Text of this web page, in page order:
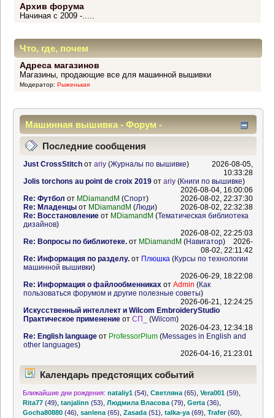
Архив форума
Начиная с 2009 -.....
Что, где, почем
Адреса магазинов
Магазины, продающие все для машинной вышивки
Модератор: Рыженькая
Машинная вышивка - Форум -
Информационный центр
Последние сообщения
Just CrossStitchот ariy(Журналы по вышивке)
2026-08-05,
10:33:28
Jolis torchons au point de croix 2019от ariy(Книги по вышивке)
2026-08-04, 16:00:06
Re: Футбол от MDiamandM (Спорт)
2026-08-02, 22:37:30
Re: Младенцыот MDiamandM (Люди)
2026-08-02, 22:32:38
Re: Восстановлениеот MDiamandM (Тематическая библиотека
дизайнов)
2026-08-02, 22:25:03
Re: Вопросы по библиотеке.от MDiamandM (Навигатор)
2026-
08-02, 22:11:42
Re: Информация по разделу.от Плюшка (Курсы по технологии
машинной вышивки)
2026-06-29, 18:22:08
Re: Информация о файлообменникахот Admin (Как
пользоваться форумом и другие полезные советы)
2026-06-21, 12:24:25
Искусственный интеллект и Wilcom EmbroideryStudio
Практическое применениеот СП_ (Wilcom)
2026-04-23, 12:34:18
Re: English languageот ProfessorPlum(Messages in English and
other languages)
2026-04-16, 21:23:01
Календарь предстоящих событий
Ближайшие дни рождения: nataliy1 (54) ,Светляна (65) ,Vera001 (59)
Rita77 (49) ,tanjalinn (53) ,Людмила Власова (79) ,Gerta (36)
Gocha80880 (46) ,sanlena (65) ,Zasada (51) ,talka-ya (69) ,Trafer(60)